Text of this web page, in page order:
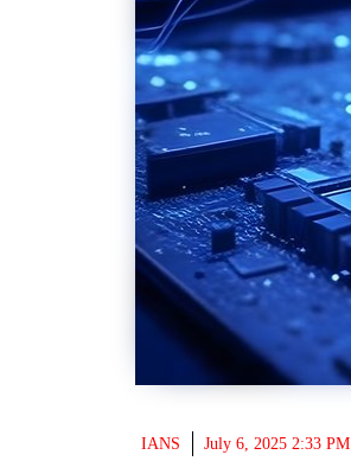
IANS July 6, 2025 2:33 PM